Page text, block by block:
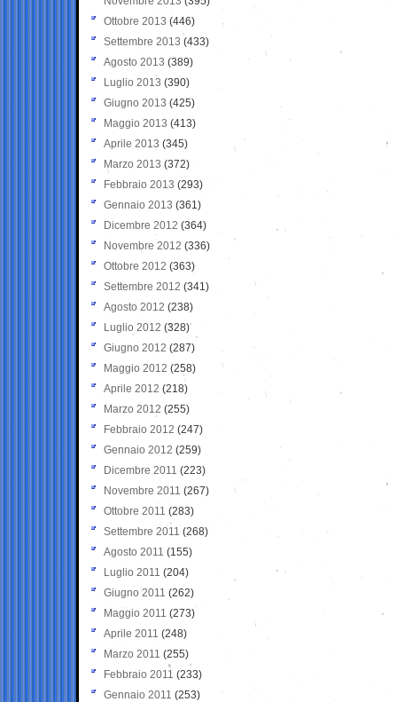
Ottobre 2013 (446)
Settembre 2013 (433)
Agosto 2013 (389)
Luglio 2013 (390)
Giugno 2013 (425)
Maggio 2013 (413)
Aprile 2013 (345)
Marzo 2013 (372)
Febbraio 2013 (293)
Gennaio 2013 (361)
Dicembre 2012 (364)
Novembre 2012 (336)
Ottobre 2012 (363)
Settembre 2012 (341)
Agosto 2012 (238)
Luglio 2012 (328)
Giugno 2012 (287)
Maggio 2012 (258)
Aprile 2012 (218)
Marzo 2012 (255)
Febbraio 2012 (247)
Gennaio 2012 (259)
Dicembre 2011 (223)
Novembre 2011 (267)
Ottobre 2011 (283)
Settembre 2011 (268)
Agosto 2011 (155)
Luglio 2011 (204)
Giugno 2011 (262)
Maggio 2011 (273)
Aprile 2011 (248)
Marzo 2011 (255)
Febbraio 2011 (233)
Gennaio 2011 (253)